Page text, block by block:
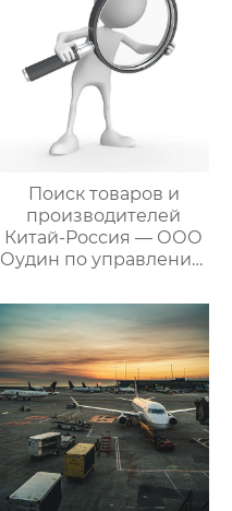
Поиск товаров и
производителей
Китай-Россия — ООО
Оудин по управлению
цепями поставок